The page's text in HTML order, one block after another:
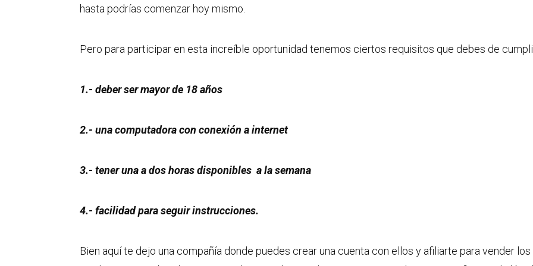
hasta podrías comenzar hoy mismo.
Pero para participar en esta increíble oportunidad tenemos ciertos requisitos que debes de
1.- deber ser mayor de 18 años
2.- una computadora con conexión a internet
3.- tener una a dos horas disponibles a la semana
4.- facilidad para seguir instrucciones.
Bien aquí te dejo una compañía donde puedes crear una cuenta con ellos y afiliarte para vender los